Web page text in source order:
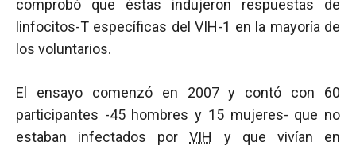
comprobó que éstas indujeron respuestas de
linfocitos-T específicas del VIH-1 en la mayoría de
los voluntarios.
El ensayo comenzó en 2007 y contó con 60
participantes -45 hombres y 15 mujeres- que no
estaban infectados porVIH
y que vivían en